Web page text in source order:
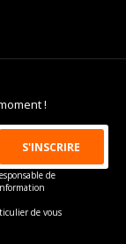
!
de
de vous